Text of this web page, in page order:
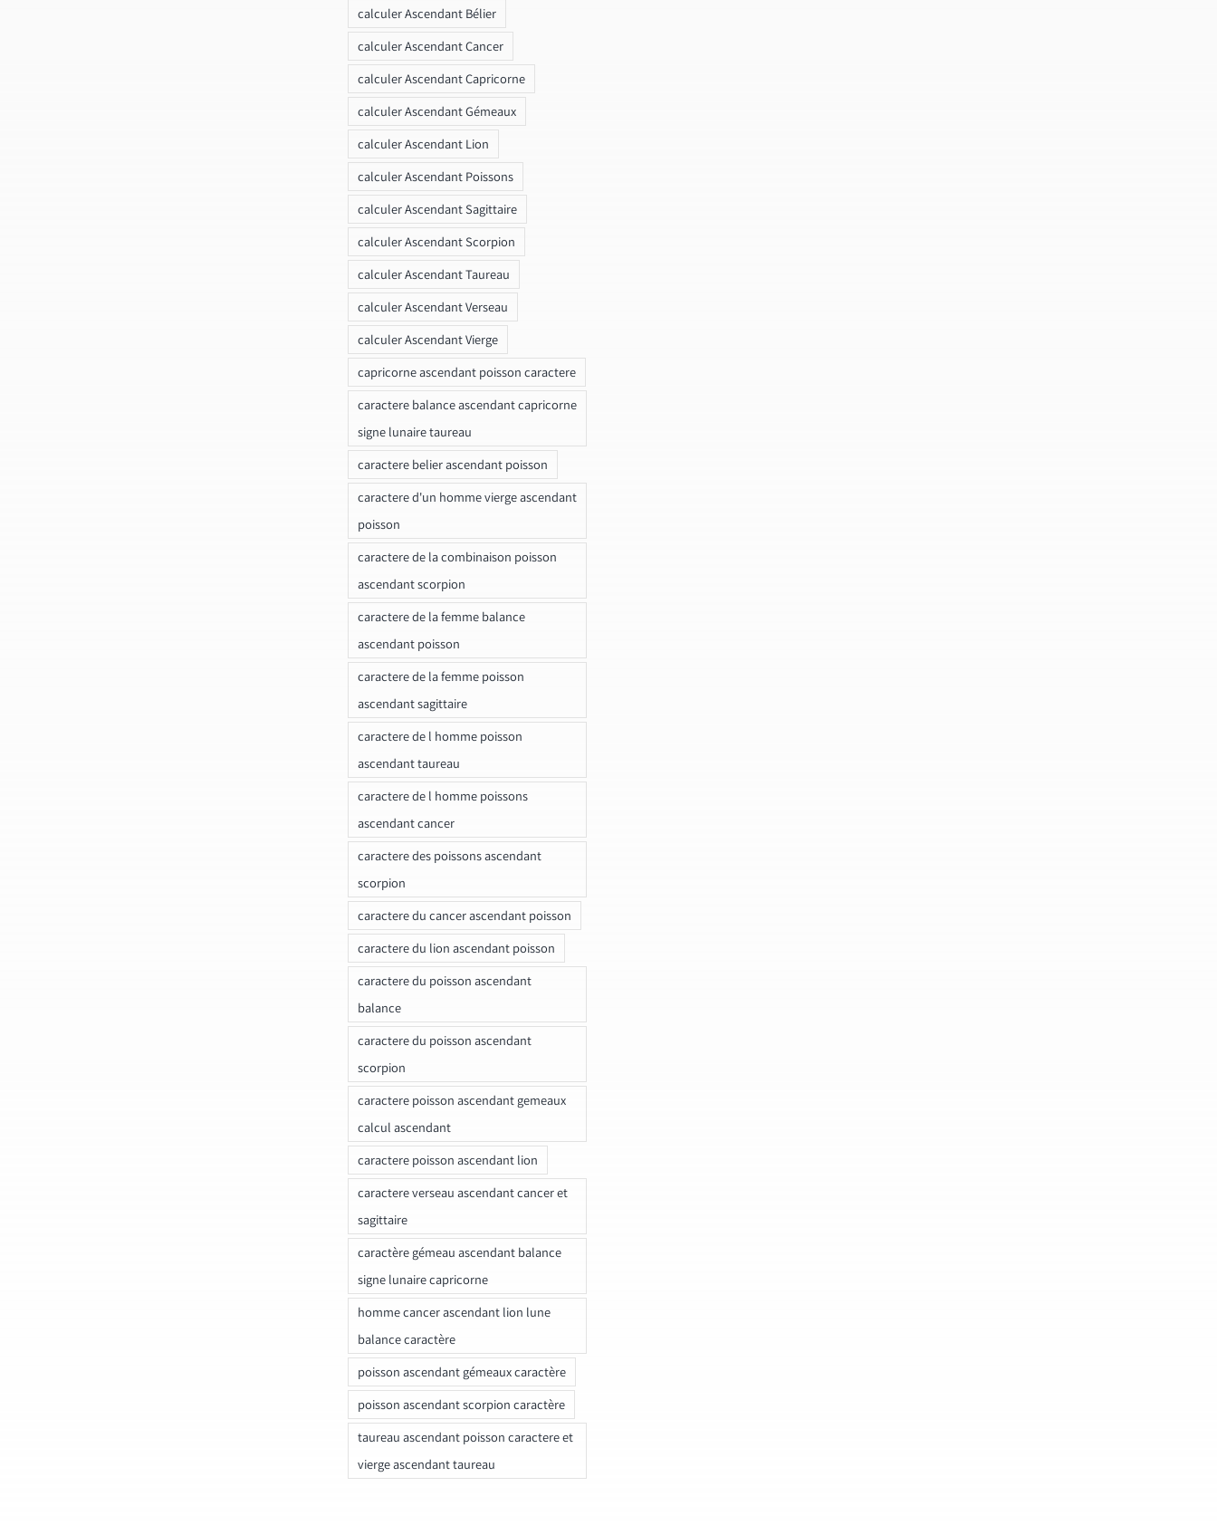
calculer Ascendant Bélier
calculer Ascendant Cancer
calculer Ascendant Capricorne
calculer Ascendant Gémeaux
calculer Ascendant Lion
calculer Ascendant Poissons
calculer Ascendant Sagittaire
calculer Ascendant Scorpion
calculer Ascendant Taureau
calculer Ascendant Verseau
calculer Ascendant Vierge
capricorne ascendant poisson caractere
caractere balance ascendant capricorne
signe lunaire taureau
caractere belier ascendant poisson
caractere d'un homme vierge ascendant
poisson
caractere de la combinaison poisson
ascendant scorpion
caractere de la femme balance
ascendant poisson
caractere de la femme poisson
ascendant sagittaire
caractere de l homme poisson
ascendant taureau
caractere de l homme poissons
ascendant cancer
caractere des poissons ascendant
scorpion
caractere du cancer ascendant poisson
caractere du lion ascendant poisson
caractere du poisson ascendant
balance
caractere du poisson ascendant
scorpion
caractere poisson ascendant gemeaux
calcul ascendant
caractere poisson ascendant lion
caractere verseau ascendant cancer et
sagittaire
caractère gémeau ascendant balance
signe lunaire capricorne
homme cancer ascendant lion lune
balance caractère
poisson ascendant gémeaux caractère
poisson ascendant scorpion caractère
taureau ascendant poisson caractere et
vierge ascendant taureau